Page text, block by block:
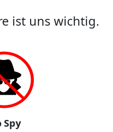
ist uns wichtig.
Spy